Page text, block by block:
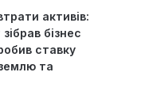
активів:
бізнес
ставку
землю та